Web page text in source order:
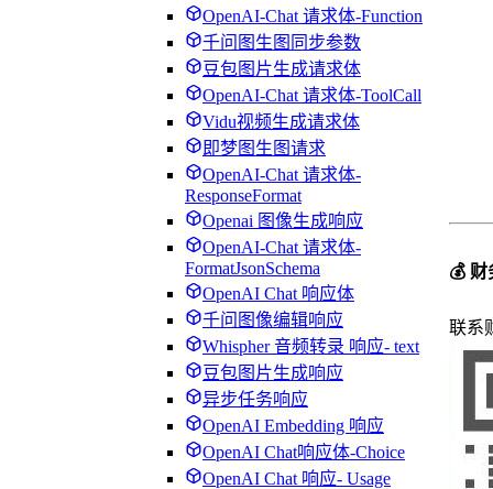
OpenAI-Chat 请求体-Function
千问图生图同步参数
豆包图片生成请求体
OpenAI-Chat 请求体-ToolCall
Vidu视频生成请求体
即梦图生图请求
OpenAI-Chat 请求体-
ResponseFormat
Openai 图像生成响应
OpenAI-Chat 请求体-
FormatJsonSchema
OpenAI Chat 响应体
千问图像编辑响应
Whispher 音频转录 响应- text
豆包图片生成响应
异步任务响应
OpenAI Embedding 响应
OpenAI Chat响应体-Choice
OpenAI Chat 响应- Usage
💰
联系